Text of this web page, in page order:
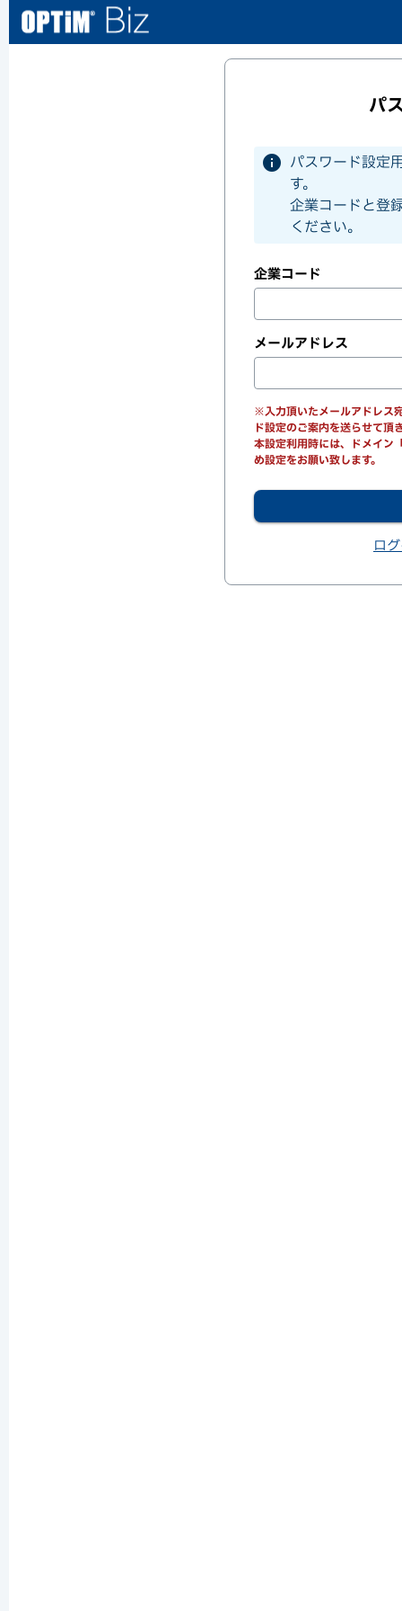
パ
info パスワード設定
す。
企業コードと登
ください。
企業コード
メールアドレス
※入力頂いたメールアドレ
ド設定のご案内を送らせて頂
本設定利用時には、ドメイ
め設定をお願い致します。
ロ